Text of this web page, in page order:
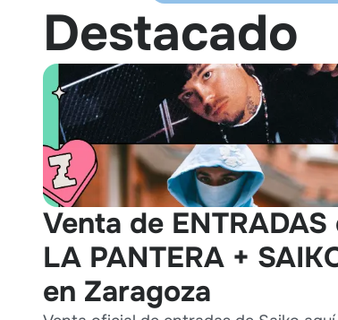
Destacado
Venta de ENTRADAS
LA PANTERA +
en Zaragoza